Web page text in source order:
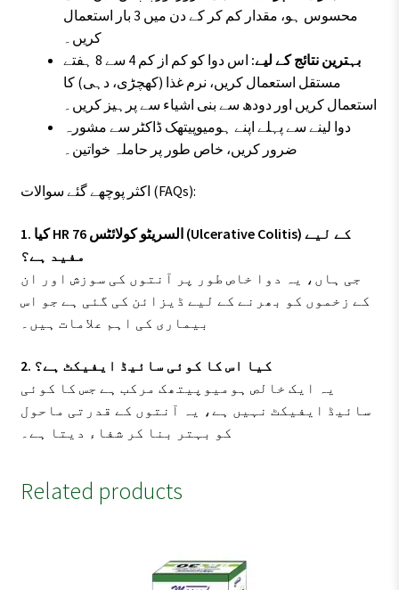
محسوس ہو، مقدار کم کر کے دن میں 3 بار استعمال
کریں۔
بہترین نتائج کے لیے:
اس دوا کو کم از کم 4 سے 8 ہفتے
مستقل استعمال کریں، نرم غذا (کھچڑی، دہی) کا
استعمال کریں اور دودھ سے بنی اشیاء سے پرہیز کریں۔
دوا لینے سے پہلے اپنے ہومیوپیتھک ڈاکٹر سے مشورہ
ضرور کریں، خاص طور پر حاملہ خواتین۔
اکثر پوچھے گئے سوالات (FAQs):
1. کیا HR 76 السریٹو کولائٹس (Ulcerative Colitis) کے لیے
مفید ہے؟
جی ہاں، یہ دوا خاص طور پر آنتوں کی سوزش اور ان
کے زخموں کو بھرنے کے لیے ڈیزائن کی گئی ہے جو اس
بیماری کی اہم علامات ہیں۔
2. کیا اس کا کوئی سائیڈ ایفیکٹ ہے؟
یہ ایک خالص ہومیوپیتھک مرکب ہے جس کا کوئی
سائیڈ ایفیکٹ نہیں ہے، یہ آنتوں کے قدرتی ماحول
کو بہتر بنا کر شفاء دیتا ہے۔
Related products